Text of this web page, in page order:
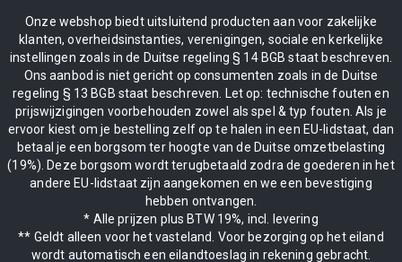
Onze webshop biedt uitsluitend producten aan voor zakelijke
klanten, overheidsinstanties, verenigingen, sociale en kerkelijke
instellingen zoals in de Duitse regeling § 14 BGB staat beschreven.
Ons aanbod is niet gericht op consumenten zoals in de Duitse
regeling § 13 BGB staat beschreven. Let op: technische fouten en
prijswijzigingen voorbehouden zowel als spel & typ fouten. Als je
ervoor kiest om je bestelling zelf op te halen in een EU-lidstaat, dan
betaal je een borgsom ter hoogte van de Duitse omzetbelasting
(19%). Deze borgsom wordt terugbetaald zodra de goederen in het
andere EU-lidstaat zijn aangekomen en we een bevestiging
hebben ontvangen.
* Alle prijzen plus BTW 19%, incl. levering
** Geldt alleen voor het vasteland. Voor bezorging op het eiland
wordt automatisch een eilandtoeslag in rekening gebracht.